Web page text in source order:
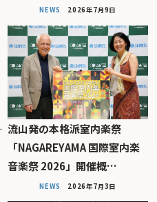
NEWS 2026年7月9日
流山発の本格派室内楽祭
「NAGAREYAMA 国際室内楽
音楽祭 2026」開催概…
NEWS 2026年7月3日